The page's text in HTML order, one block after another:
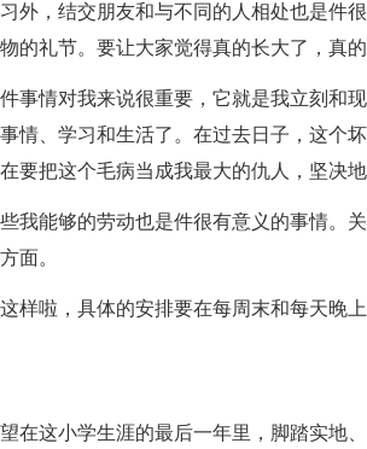
，结交朋友和与不同的人相处也是件很
的礼节。要让大家觉得真的长大了，真的
情对我来说很重要，它就是我立刻和现
情、学习和生活了。在过去日子，这个
要把这个毛病当成我最大的仇人，坚决地
能够的劳动也是件很有意义的事情。关
面。
啦，具体的安排要在每周末和每天晚上
这小学生涯的最后一年里，脚踏实地、